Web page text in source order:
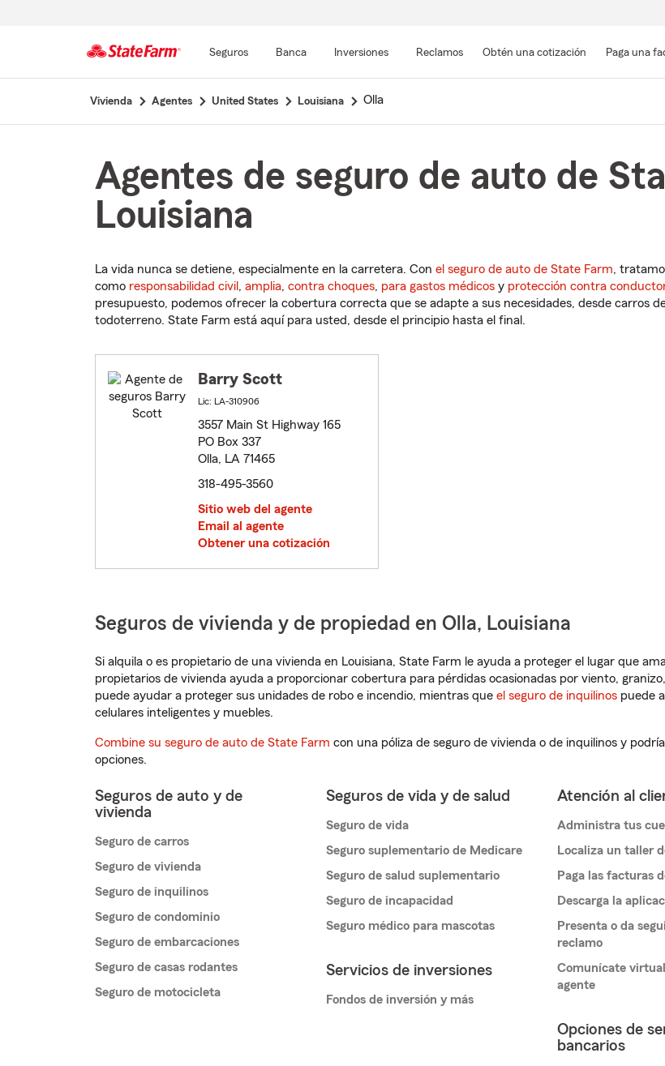
contenido
Seguros Banca Inversiones Reclamos Obtén una cotización Paga una
Vivienda Agentes United States Louisiana Olla
Agentes de seguro de auto de
Louisiana
La vida nunca se detiene, especialmente en la carretera. Con el seguro de auto de State Farm,
como responsabilidad civil , amplia, contra choques, para gastos médicos y protección contra
presupuesto, podemos ofrecer la cobertura correcta que se adapte a sus necesidades, desde carros
todoterreno. State Farm está aquí para usted, desde el principio hasta el final.
Barry Scott
Lic: LA-310906
3557 Main St Highway 165
PO Box 337
Olla, LA 71465
318-495-3560
Sitio web del agente
Email al agente
Obtener una cotización
Seguros de vivienda y de propiedad en Olla, Louisiana
Si alquila o es propietario de una vivienda en Louisiana, State Farm le ayuda a proteger el lugar que
propietarios de vivienda ayuda a proporcionar cobertura para pérdidas ocasionadas por viento,
puede ayudar a proteger sus unidades de robo e incendio, mientras que el seguro de inquilinos puede
celulares inteligentes y muebles.
Combine su seguro de auto de State Farm con una póliza de seguro de vivienda o de inquilinos y
opciones.
Seguros de auto y de
vivienda
Seguro de carros
Seguro de vivienda
Seguro de inquilinos
Seguro de condominio
Seguro de embarcaciones
Seguro de casas rodantes
Seguro de motocicleta
Seguros de vida y de salud
Seguro de vida
Seguro suplementario de Medicare
Seguro de salud suplementario
Seguro de incapacidad
Seguro médico para mascotas
Servicios de inversiones
Fondos de inversión y más
Atención al
Administra tus
Localiza un taller
Paga las facturas
Descarga la
Presenta o da
reclamo
Comunícate
agente
Opciones de
bancarios